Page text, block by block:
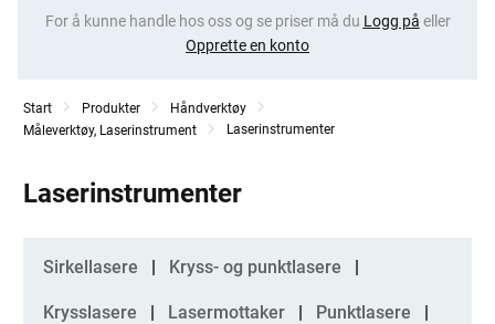
For å kunne handle hos oss og se priser må du Logg på eller
Opprette en konto
Start Produkter
Håndverktøy
Måleverktøy, Laserinstrument
Laserinstrumenter
Laserinstrumenter
Kategorier
Sirkellasere Kryss- og punktlasere
Krysslasere Lasermottaker Punktlasere